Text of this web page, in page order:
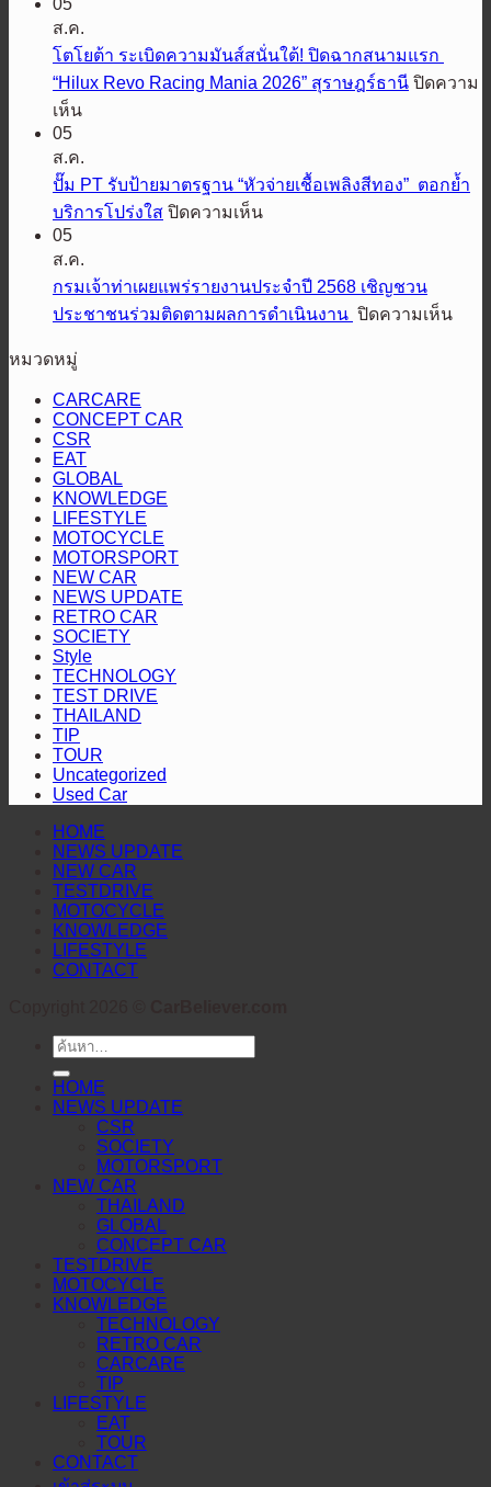
เตรียม
ปล่อย
สมรรถนะ
พิชิต
ทุก
ทาง
เอ
ส
สาย
ลุย“ออล-
นิว
มิต
ซู
บิชิ
ปา
เจโร”
ประกาศ
ความ
ออฟ
ที่
4
2
โชว์
สมรรถนะ
05
ส.ค.
โตโยต้า ระเบิดความมันส์สนั่นใต้! ปิดฉากสนามแรก
“Hilux Revo Racing Mania 2026” สุราษฎร์ธานี ปิดความ
เห็นบน
โย
ต้า
ระเบิด
มันส์
สนั่น
ใต้!
แรก
“Hilux
Revo
Racing
Mania
2026”
สุราษฎร์ธานี
05
ส.ค.
ปั๊ม PT รับป้ายมาตรฐาน “หัวจ่ายเชื้อเพลิงสีทอง” ตอกย้ำ
บริการโปร่งใส ปิดความเห็นบน
รับ
ป้าย
05
ส.ค.
กรมเจ้าท่าเผยแพร่รายงานประจำปี 2568 เชิญชวน
ประชาชนร่วมติดตามผลการดำเนินงาน ปิดความเห็นบน
หมวดหมู่
CARCARE
CONCEPT CAR
CSR
EAT
GLOBAL
KNOWLEDGE
LIFESTYLE
MOTOCYCLE
MOTORSPORT
NEW CAR
NEWS UPDATE
RETRO CAR
SOCIETY
Style
TECHNOLOGY
TEST DRIVE
THAILAND
TIP
TOUR
Uncategorized
Used Car
HOME
NEWS UPDATE
NEW CAR
TESTDRIVE
MOTOCYCLE
KNOWLEDGE
LIFESTYLE
CONTACT
ค้นหา:
HOME
NEWS UPDATE
CSR
SOCIETY
MOTORSPORT
NEW CAR
THAILAND
GLOBAL
CONCEPT CAR
TESTDRIVE
MOTOCYCLE
KNOWLEDGE
TECHNOLOGY
RETRO CAR
CARCARE
TIP
LIFESTYLE
EAT
TOUR
CONTACT